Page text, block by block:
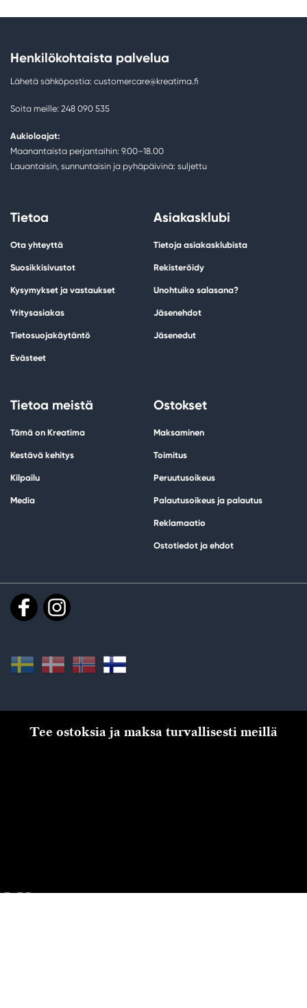
Henkilökohtaista palvelua
Lähetä sähköpostia: customercare@kreatima.fi
Soita meille: 248 090 535
Aukioloajat:
Maanantaista perjantaihin: 9.00–18.00
Lauantaisin, sunnuntaisin ja pyhäpäivinä: suljettu
Tietoa
Ota yhteyttä
Suosikkisivustot
Kysymykset ja vastaukset
Yritysasiakas
Tietosuojakäytäntö
Evästeet
Asiakasklubi
Tietoja asiakasklubista
Rekisteröidy
Unohtuiko salasana?
Jäsenehdot
Jäsenedut
Tietoa meistä
Tämä on Kreatima
Kestävä kehitys
Kilpailu
Media
Ostokset
Maksaminen
Toimitus
Peruutusoikeus
Palautusoikeus ja palautus
Reklamaatio
Ostotiedot ja ehdot
Tee ostoksia ja maksa turvallisesti meillä